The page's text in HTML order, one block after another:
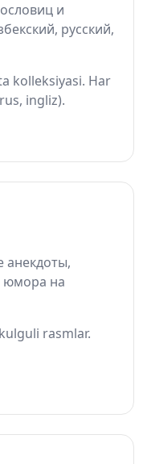
и
русский,
kolleksiyasi. Har
ingliz).
анекдоты,
юмора на
rasmlar.